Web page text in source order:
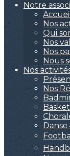
Notre
Accueil
Nos
Qui
Nos
Nos
Nous
Nos
Nos
Danse